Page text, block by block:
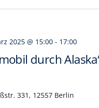
durch
2025 @ 15:00 - 17:00
331, 12557 Berlin